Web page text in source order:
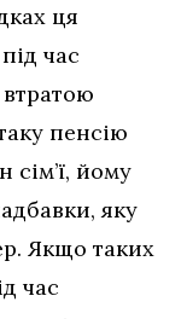
ця
час
втратою
пенсію
йому
яку
Якщо таких
час